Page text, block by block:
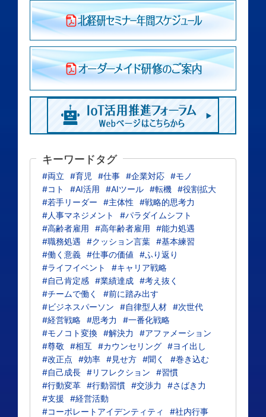
キーワードタグ
#両立 #育児 #仕事 #企業対応 #モノ
#コト
#AI活用 #AIツール #転機 #役割拡大
#若手リーダー
#主体性
#戦略的思考力
#人事マネジメント
#パラダイムシフト
#高齢者雇用
#高年齢者雇用
#能力処遇
#職務処遇
#クッション言葉 #基本練習
#働く意義 #仕事の価値
#ふり返り
#ライフイベント
#キャリア戦略
#自己肯定感 #業績達成 #考え抜く
#チームで働く
#前に踏み出す
#ビジネスパーソン
#自律型人材 #次世代
#経営戦略 #思考力
#一番化戦略
#モノコト変換 #解決力
#アファメーション
#尊敬
#相互 #カウンセリング #ヨイ出し
#改正点
#効率 #見せ方 #聞く
#巻き込む
#自己成長 #リフレクション
#習慣
#行動変革 #行動習慣 #交渉力
#さばき力
#支援
#経営活動
#コーポレートアイデンティティ
#社内行事